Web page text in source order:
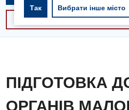
Так Вибрати інше місто
Консультації -
ПІДГОТОВКА
ОРГАНІВ